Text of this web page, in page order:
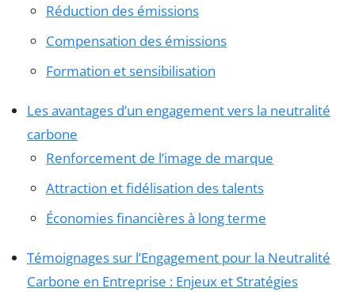
Réduction des émissions
Compensation des émissions
Formation et sensibilisation
Les avantages d’un engagement vers la neutralité
carbone
Renforcement de l’image de marque
Attraction et fidélisation des talents
Économies financières à long terme
Témoignages sur l’Engagement pour la Neutralité
Carbone en Entreprise : Enjeux et Stratégies